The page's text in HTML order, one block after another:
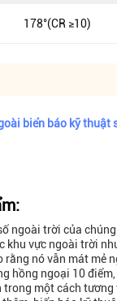
178°(CR ≥10)
biển báo kỹ thuật
ngoài trời của
khu vực ngoài trời
rằng nó vẫn mát mẻ
hồng ngoại 10
trong một cách